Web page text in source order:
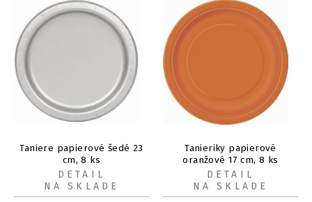
Taniere papierové šedé 23
cm, 8 ks
DETAIL
NA SKLADE
Tanieriky papierové
oranžové 17 cm, 8 ks
DETAIL
NA SKLADE